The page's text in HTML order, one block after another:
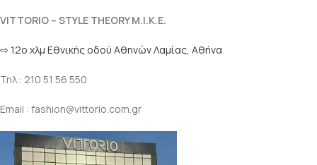
VITTORIO – STYLE THEORY M.I.K.E.
⇨ 12ο χλμ Eθνικής οδού Αθηνών Λαμίας, Αθήνα
Τηλ.: 210 51 56 550
Email : fashion@vittorio.com.gr